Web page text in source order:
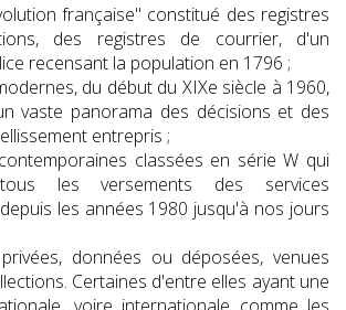
française" constitué des registres
des registres de courrier, d'un
recensant la population en 1796 ;
du début du XIXe siècle à 1960,
vaste panorama des décisions et des
entrepris ;
classées en série W qui
les versements des services
les années 1980 jusqu'à nos jours
données ou déposées, venues
Certaines d'entre elles ayant une
voire internationale comme les